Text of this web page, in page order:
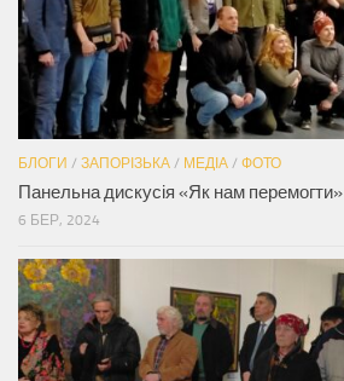
БЛОГИ / ЗАПОРІЗЬКА / МЕДІА / ФОТО
Панельна дискусія «Як нам перемогти»
6 БЕР, 2024